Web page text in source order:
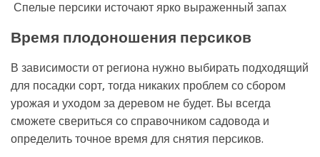
Спелые персики источают ярко выраженный запах
Время плодоношения персиков
В зависимости от региона нужно выбирать подходящий
для посадки сорт, тогда никаких проблем со сбором
урожая и уходом за деревом не будет. Вы всегда
сможете свериться со справочником садовода и
определить точное время для снятия персиков.